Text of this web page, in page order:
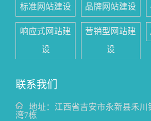
标准网站建设 品牌网站建设
响应式网站建
设
营销型网站建
设
联系我们
地址： 江西省吉安市永新县禾川
湾7栋